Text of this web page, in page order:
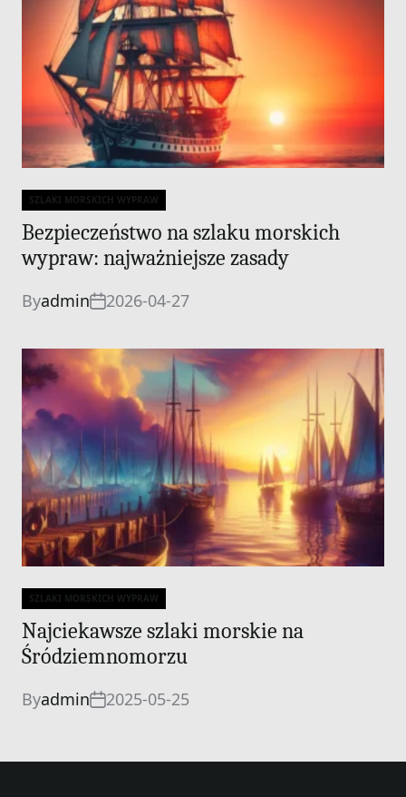
Categories
SZLAKI MORSKICH WYPRAW
Bezpieczeństwo na szlaku morskich
wypraw: najważniejsze zasady
Byadmin 2026-04-27
Categories
SZLAKI MORSKICH WYPRAW
Najciekawsze szlaki morskie na
Śródziemnomorzu
Byadmin 2025-05-25